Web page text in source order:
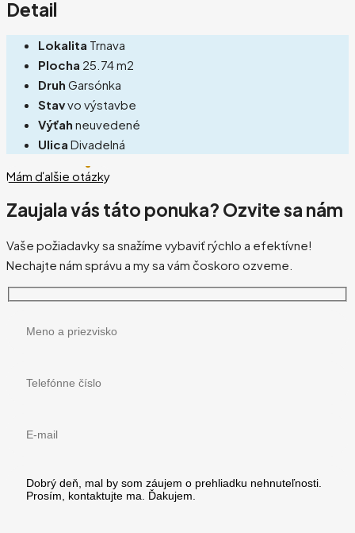
Detail
Lokalita Trnava
Plocha 25.74 m2
Druh Garsónka
Stavvo výstavbe
Výťah neuvedené
Ulica Divadelná
Mám ďalšie otázky
Zaujala vás táto ponuka? Ozvite sa nám
Vaše požiadavky sa snažíme vybaviť rýchlo a efektívne!
Nechajte nám správu a my sa vám čoskoro ozveme.